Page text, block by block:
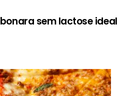
sem lactose ideal